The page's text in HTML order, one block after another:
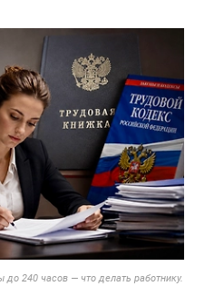
240 часов — что делать работнику.